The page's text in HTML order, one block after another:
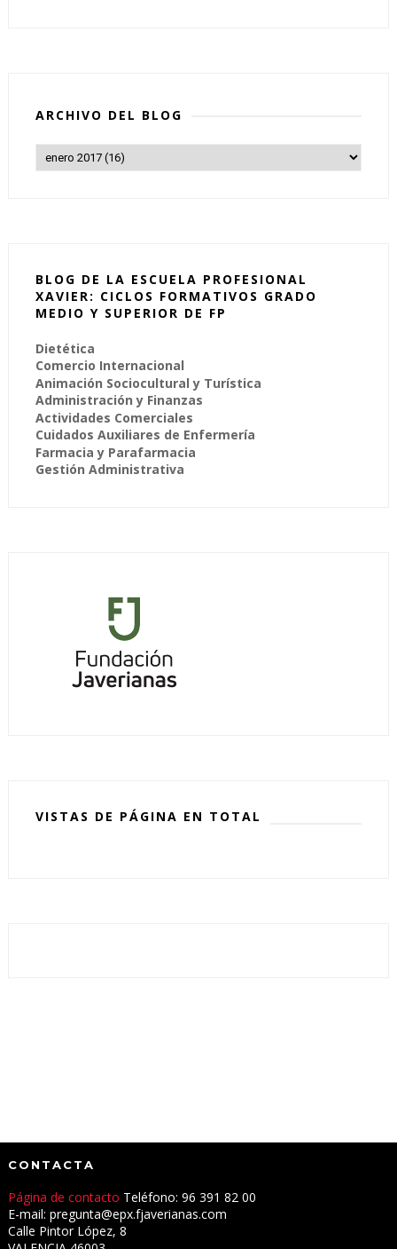
ARCHIVO DEL BLOG
BLOG DE LA ESCUELA PROFESIONAL
XAVIER: CICLOS FORMATIVOS GRADO
MEDIO Y SUPERIOR DE FP
Dietética
Comercio Internacional
Animación Sociocultural y Turística
Administración y Finanzas
Actividades Comerciales
Cuidados Auxiliares de Enfermería
Farmacia y Parafarmacia
Gestión Administrativa
VISTAS DE PÁGINA EN TOTAL
CONTACTA
Página de contacto Teléfono: 96 391 82 00
E-mail: pregunta@epx.fjaverianas.com
Calle Pintor López, 8